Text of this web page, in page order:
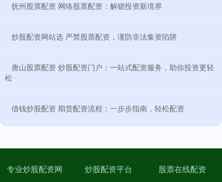
​抚州股票配资 网络股票配资：解锁投资新境界
​炒股配资网站选 严禁股票配资，谨防非法集资陷阱
​唐山股票配资 炒股配资门户：一站式配资服务，助你投资更轻
松
​借钱炒股配资 期货配资流程：一步步指南，轻松配资
专业炒股配资网 炒股配资平台 股票在线配资